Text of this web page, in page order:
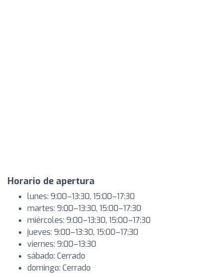
Horario de apertura
lunes: 9:00–13:30, 15:00–17:30
martes: 9:00–13:30, 15:00–17:30
miércoles: 9:00–13:30, 15:00–17:30
jueves: 9:00–13:30, 15:00–17:30
viernes: 9:00–13:30
sábado: Cerrado
domingo: Cerrado